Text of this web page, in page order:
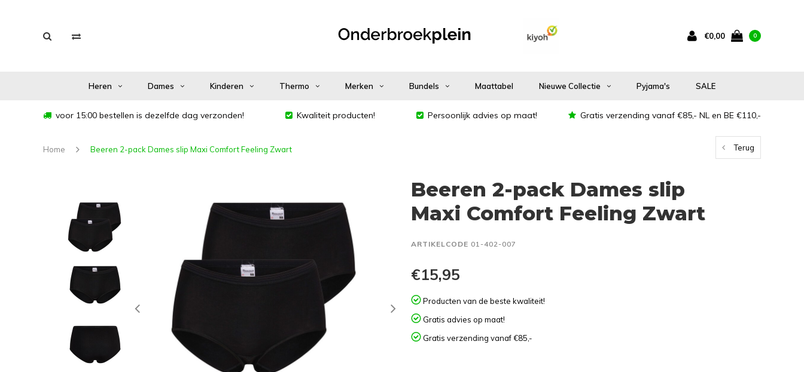
€0,00 0
Heren Dames Kinderen Thermo Merken Bundels Maattabel Nieuwe Collectie Pyjama's SALE
voor 15:00 bestellen is dezelfde dag verzonden! Kwaliteit producten! Persoonlijk advies op maat! Gratis verzending vanaf €85,- NL en BE €110,-
Home Beeren 2-pack Dames slip Maxi Comfort Feeling Zwart Terug
Beeren 2-pack Dames slip
Maxi Comfort Feeling Zwart
ARTIKELCODE 01-402-007
€15,95
Producten van de beste kwaliteit!
Gratis advies op maat!
Gratis verzending vanaf €85,-